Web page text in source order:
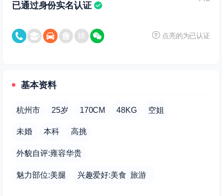
已通过身份实名认证
点亮的为已认证
基本资料
杭州市 25岁 170CM 48KG 空姐
未婚 本科 高挑
外貌自评:雍容华贵
魅力部位:美腿 兴趣爱好:美食 旅游